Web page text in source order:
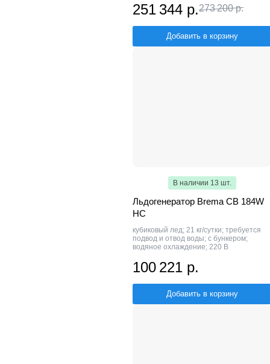
251 344 р.273 200 р.
Добавить в корзину
В наличии 13 шт.
Льдогенератор Brema CB 184W
HC
кубиковый лед; 21 кг/сутки; требуется
подвод и отвод воды; с бункером;
водяное охлаждение; 220 В
100 221 р.
Добавить в корзину